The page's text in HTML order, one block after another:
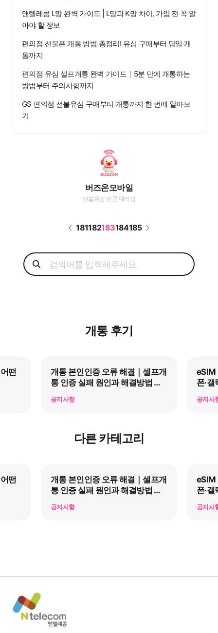
앤텔레콤 L망 완벽 가이드 | L망과 K망 차이, 가입 전 꼭 알
아야 할 정보
편의점 선불폰 개통 방법 총정리! 유심 구매부터 당일 개
통까지
편의점 유심 셀프개통 완벽 가이드｜5분 만에 개통하는
방법부터 주의사항까지
GS 편의점 선불유심 구매부터 개통까지 한 번에 알아보
기
버즈온모바일
선불유심 전문 대리점
181182183184185
개통 후기
떤
개통 본인인증 오류 해결｜셀프개
통 인증 실패 원인과 해결방법 총
공지사항
eSIM
폰·
공지사
다른 카테고리
떤
개통 본인인증 오류 해결｜셀프개
통 인증 실패 원인과 해결방법 총
공지사항
eSIM
폰·
공지사